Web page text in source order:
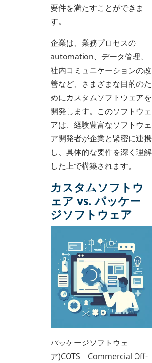
要件を満たすことができま
す。
企業は、業務プロセスの
automation、データ管理、
社内コミュニケーションの改
善など、さまざまな目的のた
めにカスタムソフトウェアを
開発します。このソフトウェ
アは、経験豊富なソフトウェ
ア開発者が企業と緊密に連携
し、具体的な要件を深く理解
した上で構築されます。
カスタムソフトウ
ェア vs. パッケー
ジソフトウェア
パッケージソフトウェ
ア)COTS：Commercial Off-